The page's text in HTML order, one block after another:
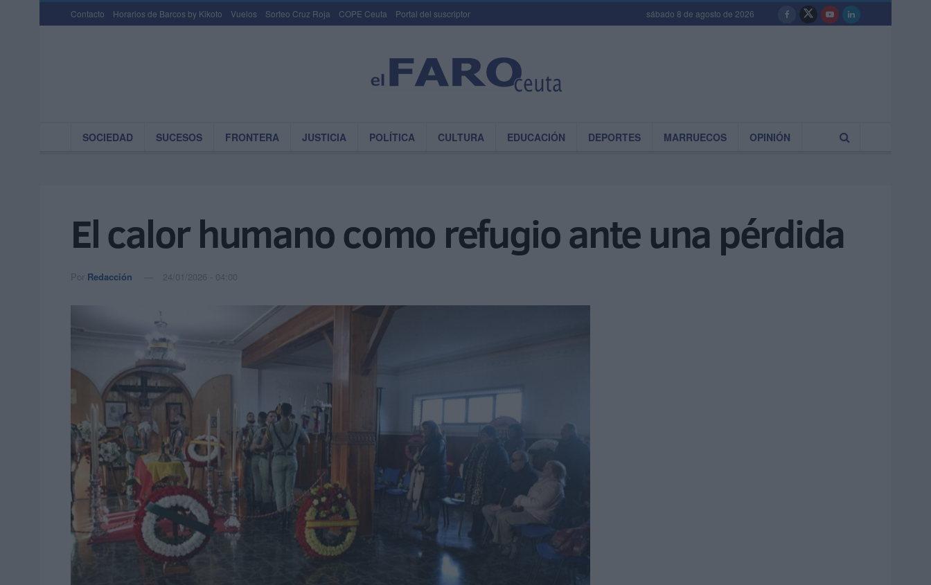
Contacto Horarios de Barcos by Kikoto Vuelos Sorteo Cruz Roja COPE Ceuta Portal del suscriptor sábado 8 de agosto de 2026
SOCIEDAD SUCESOS FRONTERA JUSTICIA POLÍTICA CULTURA EDUCACIÓN DEPORTES MARRUECOS OPINIÓN
El calor humano como refugio ante una pérdida
Por Redacción 24/01/2026 - 04:00